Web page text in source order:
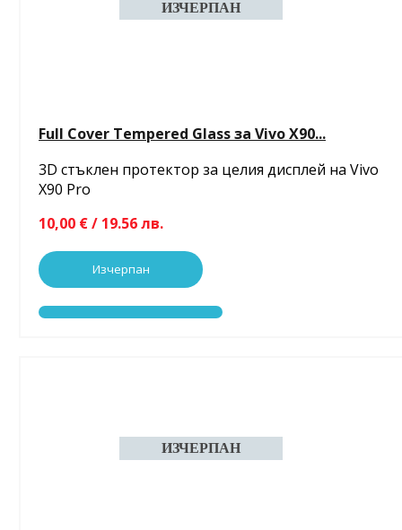
Full Cover Tempered Glass за Vivo X90...
3D стъклен протектор за целия дисплей на Vivo
X90 Pro
10,00 € / 19.56 лв.
Изчерпан